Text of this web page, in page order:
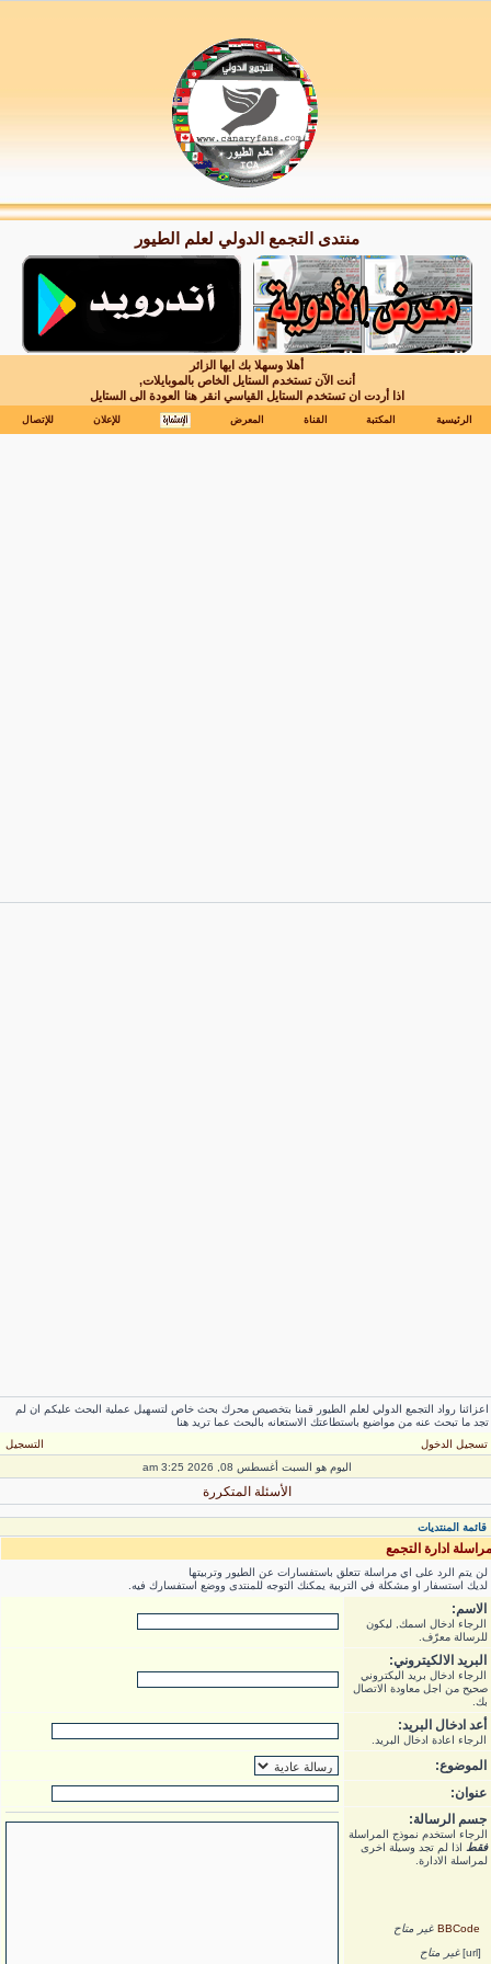
منتدى التجمع الدولي لعلم الطيور
أهلا وسهلا بك ايها الزائر
أنت الآن تستخدم الستايل الخاص بالموبايلات,
اذا أردت ان تستخدم الستايل القياسي انقر هنا العودة الى الستايل
الرئيسية المكتبة القناة المعرض للإعلان للإتصال
اعزائنا رواد التجمع الدولي لعلم الطيور قمنا بتخصيص محرك بحث خاص لتسهيل عملية البحث عليكم ان لم
تجد ما تبحث عنه من مواضيع باستطاعتك الاستعانه بالبحث عما تريد هنا
تسجيل الدخول
التسجيل
اليوم هو السبت أغسطس 08, 2026 3:25 am
الأسئلة المتكررة
قائمة المنتديات
مراسلة ادارة التجمع
لن يتم الرد على اي مراسلة تتعلق باستفسارات عن الطيور وتربيتها
لديك استسفار او مشكلة في التربية يمكنك التوجه للمنتدى ووضع استفسارك فيه.
الاسم:
الرجاء ادخال اسمك, ليكون
للرسالة معرّف.
البريد الالكيتروني:
الرجاء ادخال بريد اليكتروني
صحيح من اجل معاودة الاتصال
بك.
أعد ادخال البريد:
الرجاء اعادة ادخال البريد.
الموضوع:
عنوان:
جسم الرسالة:
الرجاء استخدم نموذج المراسلة
فقط اذا لم تجد وسيلة اخرى
لمراسلة الادارة.
BBCode غير متاح
[url]
غير متاح